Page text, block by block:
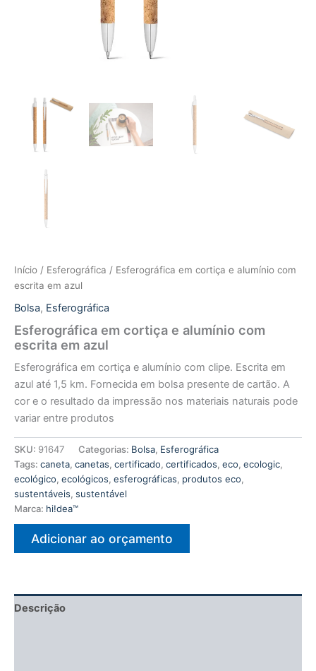
Início / Esferográfica / Esferográfica em cortiça e alumínio com
escrita em azul
Bolsa, Esferográfica
Esferográfica em cortiça e alumínio com
escrita em azul
Esferográfica em cortiça e alumínio com clipe. Escrita em
azul até 1,5 km. Fornecida em bolsa presente de cartão. A
cor e o resultado da impressão nos materiais naturais pode
variar entre produtos
SKU: 91647 Categorias: Bolsa, Esferográfica
Tags: caneta, canetas, certificado, certificados, eco, ecologic,
ecológico, ecológicos, esferográficas, produtos eco,
sustentáveis, sustentável
Marca: hi!dea™
Adicionar ao orçamento
Descrição